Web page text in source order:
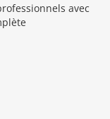
avec